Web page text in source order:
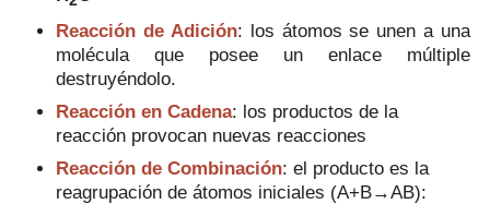
Reacción de Adición: los átomos se unen a una
molécula que posee un enlace múltiple
destruyéndolo.
Reacción en Cadena: los productos de la
reacción provocan nuevas reacciones
Reacción de Combinación: el producto es la
reagrupación de átomos iniciales (A+B→AB):